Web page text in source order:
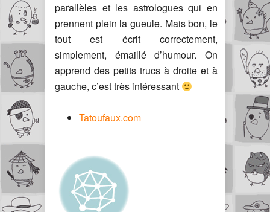
parallèles et les astrologues qui en
prennent plein la gueule. Mais bon, le
tout est écrit correctement,
simplement, émaillé d’humour. On
apprend des petits trucs à droite et à
gauche, c’est très intéressant
Tatoufaux.com